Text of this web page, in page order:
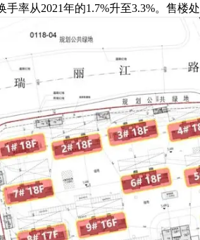
手率从2021年的1.7%升至3.3%。售楼